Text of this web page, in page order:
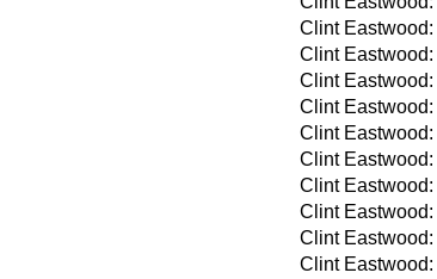
Clint Eastwood:
Clint Eastwood:
Clint Eastwood:
Clint Eastwood:
Clint Eastwood:
Clint Eastwood:
Clint Eastwood:
Clint Eastwood:
Clint Eastwood:
Clint Eastwood: